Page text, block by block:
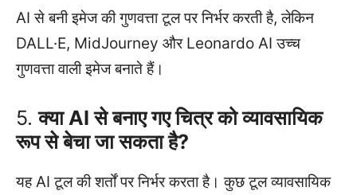
AI से बनी इमेज की गुणवत्ता टूल पर निर्भर करती है, लेकिन
DALL·E, MidJourney और Leonardo AI उच्च
गुणवत्ता वाली इमेज बनाते हैं।
5.क्या AI से बनाए गए चित्र को व्यावसायिक
रूप से बेचा जा सकता है?
यह AI टूल की शर्तों पर निर्भर करता है। कुछ टूल व्यावसायिक